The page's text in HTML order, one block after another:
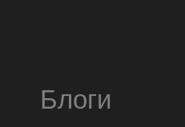
Блоги